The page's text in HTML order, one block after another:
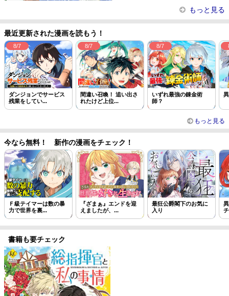
もっと見る
最近更新された漫画を読もう！
8/7
ダンジョンでサービス
残業をしてい...
8/7
間違い召喚！ 追い出さ
れたけど上位...
8/7
いずれ最強の錬金術
師？
もっと見る
今なら無料！ 新作の漫画をチェック！
Ｆ級テイマーは数の暴
力で世界を裏...
『ざまぁ』エンドを迎
えましたが、...
最狂公爵閣下のお気に
入り
書籍も要チェック